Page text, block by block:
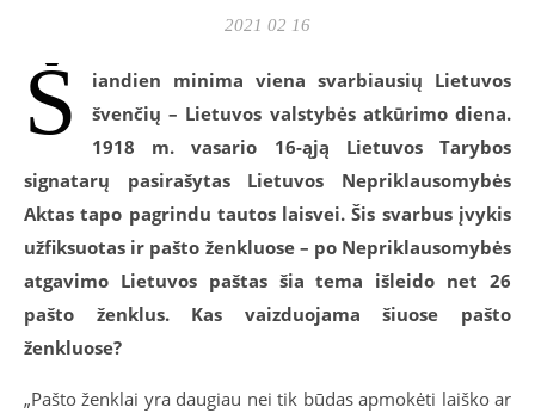
2021 02 16
Š
iandien minima viena svarbiausių Lietuvos
švenčių – Lietuvos valstybės atkūrimo diena.
1918 m. vasario 16-ąją Lietuvos Tarybos
signatarų pasirašytas Lietuvos Nepriklausomybės
Aktas tapo pagrindu tautos laisvei. Šis svarbus įvykis
užfiksuotas ir pašto ženkluose – po Nepriklausomybės
atgavimo Lietuvos paštas šia tema išleido net 26
pašto ženklus. Kas vaizduojama šiuose pašto
ženkluose?
„Pašto ženklai yra daugiau nei tik būdas apmokėti laiško ar